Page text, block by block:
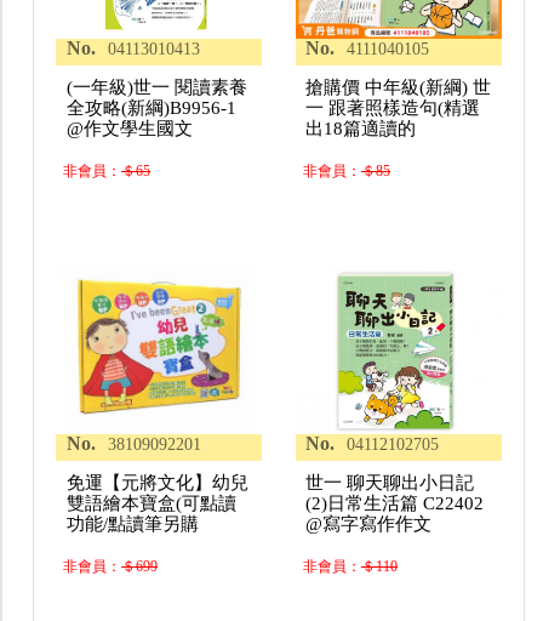
No. 04113010413
(一年級)世一 閱讀素養
全攻略(新綱)B9956-1
@作文學生國文
非會員：＄65
No. 4111040105
搶購價 中年級(新綱) 世
一 跟著照樣造句(精選
出18篇適讀的
非會員：＄85
No. 38109092201
免運【元將文化】幼兒
雙語繪本寶盒(可點讀
功能/點讀筆另購
非會員：＄699
No. 04112102705
世一 聊天聊出小日記
(2)日常生活篇 C22402
@寫字寫作作文
非會員：＄110